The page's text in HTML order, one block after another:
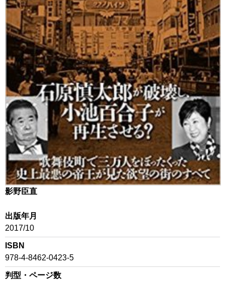
影野臣直
出版年月
2017/10
ISBN
978-4-8462-0423-5
判型・ページ数